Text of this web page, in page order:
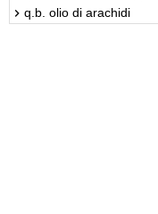
q.b. olio di arachidi